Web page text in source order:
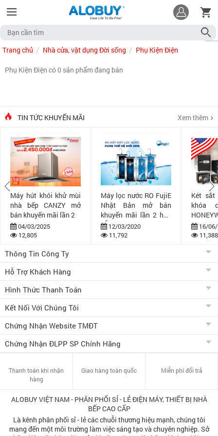
Trang chủ Nhà cửa, vật dụng Đời sống Phụ Kiện Điện
Phụ Kiện Điện có 0 sản phẩm đang bán
TIN TỨC KHUYẾN MÃI Xem thêm
Máy hút khói khử mùi
nhà bếp CANZY mở
bán khuyến mãi lần 2
04/03/2025
12,805
Máy lọc nước RO FujiE
Nhật Bản mở bán
khuyến mãi lần 2 hấp
dẫn12/03/2020
11,792
Két sắt
khóa
bán16/
11,388
Thông Tin Công Ty
Hỗ Trợ Khách Hàng
Hình Thức Thanh Toán
Kết Nối Với Chúng Tôi
Chứng Nhận Website TMĐT
Chứng Nhận ĐLPP SP Chính Hãng
Thanh toán khi nhận
hàng
Giao hàng toàn quốc Miễn phí đổi trả
ALOBUY VIỆT NAM - PHÂN PHỐI SỈ - LẺ ĐIỆN MÁY, THIẾT BỊ NHÀ
BẾP CAO CẤP
Là kênh phân phối sỉ - lẻ các chuỗi thương hiệu mạnh, chúng tôi
mang đến một môi trường làm việc sáng tạo và chuyên nghiệp. Sở